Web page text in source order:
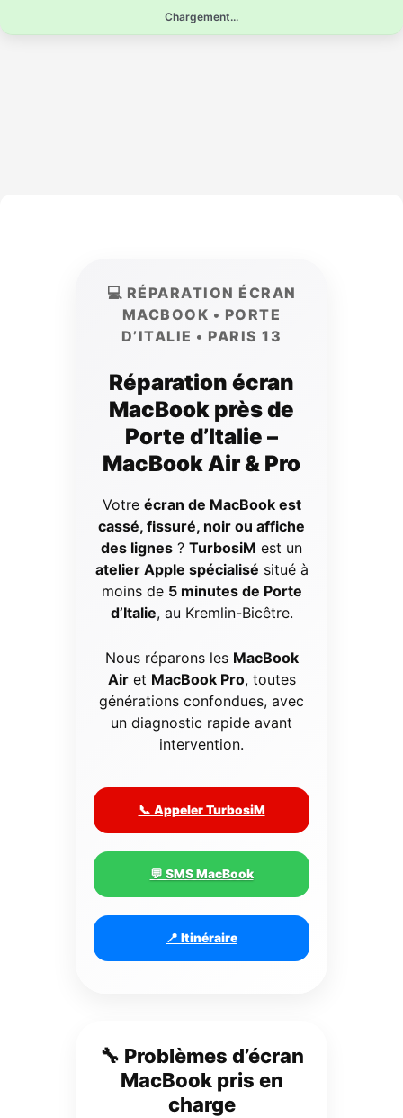
Chargement...
💻 RÉPARATION ÉCRAN
MACBOOK • PORTE
D’ITALIE • PARIS 13
Réparation écran
MacBook près de
Porte d’Italie –
MacBook Air & Pro
Votre écran de MacBook est
cassé, fissuré, noir ou affiche
des lignes ? TurbosiM est un
atelier Apple spécialisé situé à
moins de 5 minutes de Porte
d’Italie, au Kremlin-Bicêtre.
Nous réparons les MacBook
Airet MacBook Pro, toutes
générations confondues, avec
un diagnostic rapide avant
intervention.
📞 Appeler TurbosiM
💬 SMS MacBook
📍 Itinéraire
🔧 Problèmes d’écran
MacBook pris en
charge